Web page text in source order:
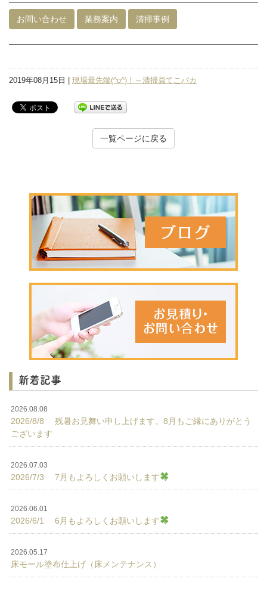
お問い合わせ 業務案内 清掃事例
2019年08月15日 | 現場最先端(^o^)！～清掃員てこパカ
一覧ページに戻る
新着記事
2026.08.08
2026/8/8 残暑お見舞い申し上げます。8月もご縁にありがとう
ございます
2026.07.03
2026/7/3 7月もよろしくお願いします
2026.06.01
2026/6/1 6月もよろしくお願いします
2026.05.17
床モール塗布仕上げ（床メンテナンス）